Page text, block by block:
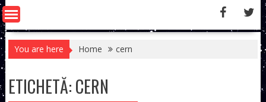
You are here Home cern
ETICHETĂ:CERN